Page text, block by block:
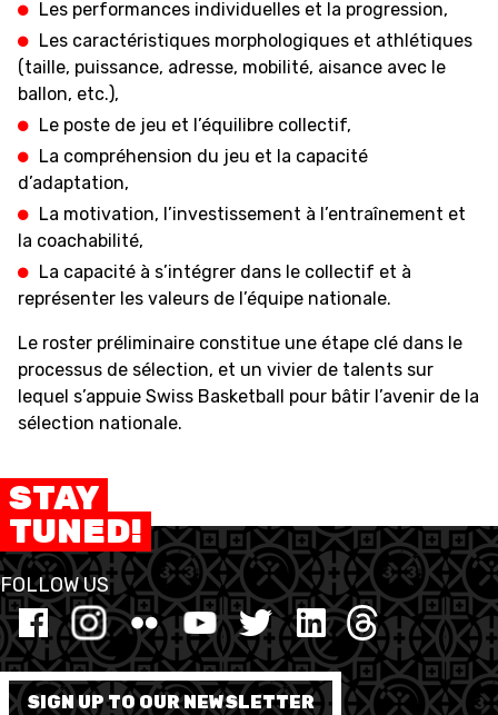
Les performances individuelles et la progression,
Les caractéristiques morphologiques et athlétiques
(taille, puissance, adresse, mobilité, aisance avec le
ballon, etc.),
Le poste de jeu et l’équilibre collectif,
La compréhension du jeu et la capacité
d’adaptation,
La motivation, l’investissement à l’entraînement et
la coachabilité,
La capacité à s’intégrer dans le collectif et à
représenter les valeurs de l’équipe nationale.
Le roster préliminaire constitue une étape clé dans le
processus de sélection, et un vivier de talents sur
lequel s’appuie Swiss Basketball pour bâtir l’avenir de la
sélection nationale.
STAY
TUNED!
FOLLOW US
SIGN UP TO OUR NEWSLETTER